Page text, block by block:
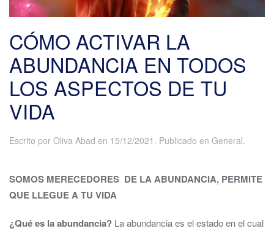
CÓMO ACTIVAR LA
ABUNDANCIA EN TODOS
LOS ASPECTOS DE TU
VIDA
Escrito por Oliva Abad en 15/12/2021 . Publicado en General.
SOMOS MERECEDORES DE LA ABUNDANCIA, PERMITE
QUE LLEGUE A TU VIDA
¿Qué es la abundancia? La abundancia es el estado en el cual